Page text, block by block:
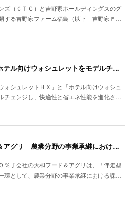
ズ（ＣＴＣ）と吉野家ホールディングスのグ
する吉野家ファーム福島（以下 吉野家Ｆ…
【流 通】ＴＯＴＯ ホテル向けウォシュレットをモデルチェン
ォシュレットＨＸ」と「ホテル向けウォシュ
チェンジし、快適性と省エネ性能を進化さ…
【流 通】大和フード＆アグリ 農業分野の事業承継における支援サービスを開始
％子会社の大和フード＆アグリは、「伴走型
環として、農業分野の事業承継における課…